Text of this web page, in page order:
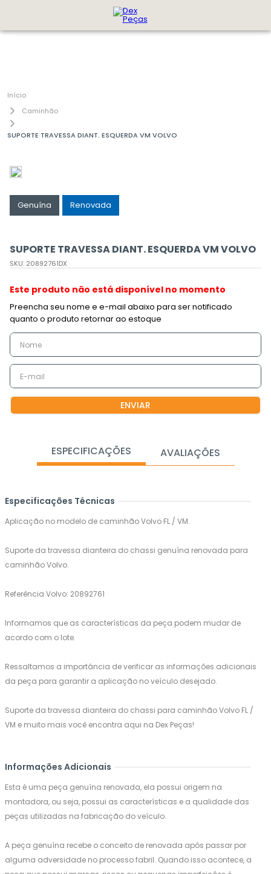
Caminhão
SUPORTE TRAVESSA DIANT. ESQUERDA VM VOLVO
Genuína Renovada
SUPORTE TRAVESSA DIANT. ESQUERDA VM VOLVO
SKU: 20892761DX
Este produto não está disponível no momento
ENVIAR
ESPECIFICAÇÕES AVALIAÇÕES
Especificações Técnicas
Aplicação no modelo de caminhão Volvo FL / VM.
Suporte da travessa dianteira do chassi genuína renovada para
caminhão Volvo.
Referência Volvo: 20892761
Informamos que as características da peça podem mudar de
acordo com o lote.
Ressaltamos a importância de verificar as informações adicionais
da peça para garantir a aplicação no veículo desejado.
Suporte da travessa dianteira do chassi para caminhão Volvo FL /
VM e muito mais você encontra aqui na Dex Peças!
Informações Adicionais
Esta é uma peça genuína renovada, ela possui origem na
montadora, ou seja, possui as características e a qualidade das
peças utilizadas na fabricação do veículo.
A peça genuína recebe o conceito de renovada após passar por
alguma adversidade no processo fabril. Quando isso acontece, a